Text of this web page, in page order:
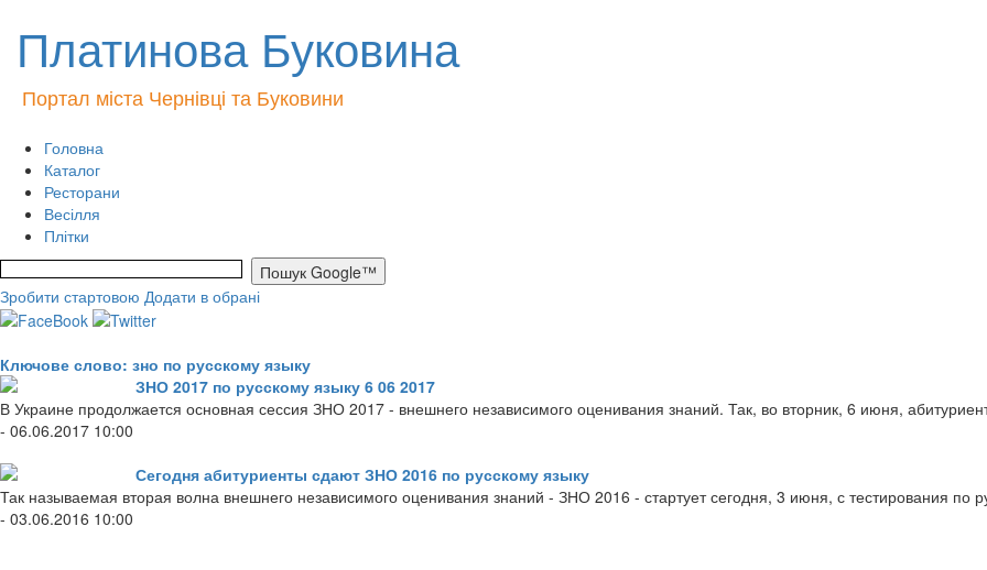
Платинова Буковина
Портал міста Чернівці та Буковини
Головна
Каталог
Ресторани
Весілля
Плітки
Зробити стартовою Додати в обрані
Ключове слово: зно по русскому языку
ЗНО 2017 по русскому языку 6 06 2017
В Украине продолжается основная сессия ЗНО 2017 - внешнего независимого оценивания знаний. Так, во вторник, 6 июня,
- 06.06.2017 10:00
Сегодня абитуриенты сдают ЗНО 2016 по русскому языку
Так называемая вторая волна внешнего независимого оценивания знаний - ЗНО 2016 - стартует сегодня, 3 июня, с тестирования по
- 03.06.2016 10:00